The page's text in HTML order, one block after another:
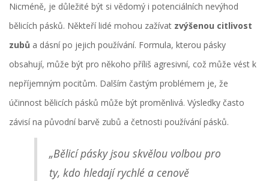
Nicméně, je důležité být si vědomý i potenciálních nevýhod
bělicích pásků. Někteří lidé mohou zažívat zvýšenou citlivost
zubů a dásní po jejich používání. Formula, kterou pásky
obsahují, může být pro někoho příliš agresivní, což může vést k
nepříjemným pocitům. Dalším častým problémem je, že
účinnost bělicích pásků může být proměnlivá. Výsledky často
závisí na původní barvě zubů a četnosti používání pásků.
„Bělicí pásky jsou skvělou volbou pro
ty, kdo hledají rychlé a cenově